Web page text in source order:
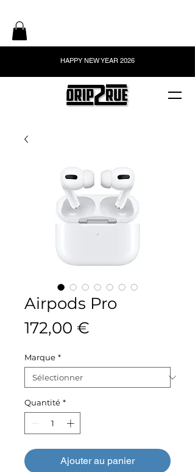
HAPPY NEW YEAR 2026
Airpods Pro
172,00 €
Marque *
Quantité *
Ajouter au panier